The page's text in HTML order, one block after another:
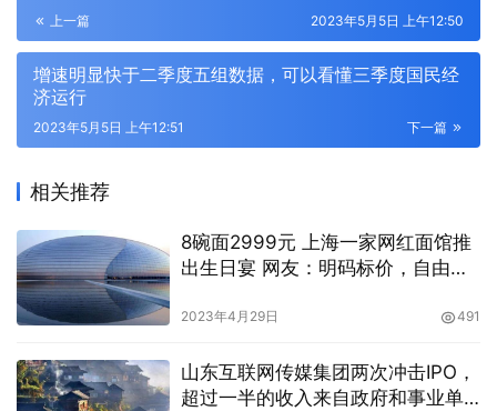
上一篇 2023年5月5日 上午12:50
增速明显快于二季度五组数据，可以看懂三季度国民经
济运行
下一篇
2023年5月5日 上午12:51
相关推荐
8碗面2999元 上海一家网红面馆推
出生日宴 网友：明码标价，自由买
2023年4月29日 491
山东互联网传媒集团两次冲击IPO，
超过一半的收入来自政府和事业单